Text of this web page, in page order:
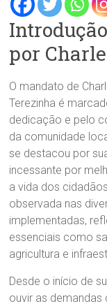
por
O mandato de
Terezinha é
dedicação e pelo
da comunidade
se destacou por
incessante por
a vida dos
observada nas
implementadas,
essenciais como
agricultura e
Desde o início de
ouvir as demandas